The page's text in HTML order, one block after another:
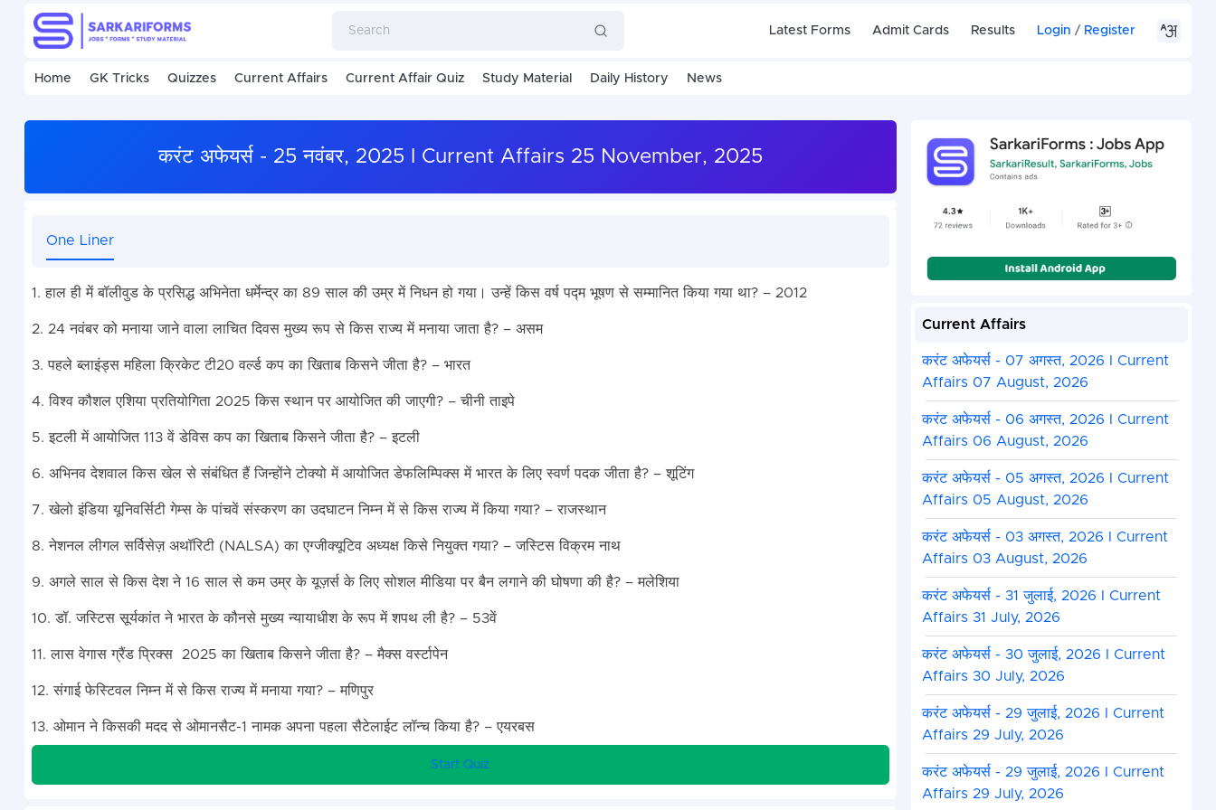
Latest Forms Admit Cards Results Login / Register
Home GK Tricks Quizzes Current Affairs Current Affair Quiz Study Material Daily History News
करंट अफेयर्स - 25 नवंबर, 2025 I Current Affairs 25 November, 2025
One Liner
1. हाल ही में बॉलीवुड के प्रसिद्ध अभिनेता धर्मेन्द्र का 89 साल की उम्र में निधन हो गया। उन्हें किस वर्ष पद्म भूषण से सम्मानित किया गया था? – 2012
2. 24 नवंबर को मनाया जाने वाला लाचित दिवस मुख्य रूप से किस राज्य में मनाया जाता है? – असम
3. पहले ब्लाइंड्स महिला क्रिकेट टी20 वर्ल्ड कप का खिताब किसने जीता है? – भारत
4. विश्व कौशल एशिया प्रतियोगिता 2025 किस स्थान पर आयोजित की जाएगी? – चीनी ताइपे
5. इटली में आयोजित 113 वें डेविस कप का खिताब किसने जीता है? – इटली
6. अभिनव देशवाल किस खेल से संबंधित हैं जिन्होंने टोक्यो में आयोजित डेफलिम्पिक्स में भारत के लिए स्वर्ण पदक जीता है? – शूटिंग
7. खेलो इंडिया यूनिवर्सिटी गेम्स के पांचवें संस्करण का उदघाटन निम्न में से किस राज्य में किया गया? – राजस्थान
8. नेशनल लीगल सर्विसेज़ अथॉरिटी (NALSA) का एग्जीक्यूटिव अध्यक्ष किसे नियुक्त गया? – जस्टिस विक्रम नाथ
9. अगले साल से किस देश ने 16 साल से कम उम्र के यूज़र्स के लिए सोशल मीडिया पर बैन लगाने की घोषणा की है? – मलेशिया
10. डॉ. जस्टिस सूर्यकांत ने भारत के कौनसे मुख्य न्यायाधीश के रूप में शपथ ली है? – 53वें
11. लास वेगास ग्रैंड प्रिक्स 2025 का खिताब किसने जीता है? – मैक्स वर्स्टापेन
12. संगाई फेस्टिवल निम्न में से किस राज्य में मनाया गया? – मणिपुर
13. ओमान ने किसकी मदद से ओमानसैट-1 नामक अपना पहला सैटेलाईट लॉन्च किया है? – एयरबस
Start Quiz
Current Affairs
करंट अफेयर्स - 07 अगस्त, 2026 I Current
Affairs 07 August, 2026
करंट अफेयर्स - 06 अगस्त, 2026 I Current
Affairs 06 August, 2026
करंट अफेयर्स - 05 अगस्त, 2026 I Current
Affairs 05 August, 2026
करंट अफेयर्स - 03 अगस्त, 2026 I Current
Affairs 03 August, 2026
करंट अफेयर्स - 31 जुलाई, 2026 I Current
Affairs 31 July, 2026
करंट अफेयर्स - 30 जुलाई, 2026 I Current
Affairs 30 July, 2026
करंट अफेयर्स - 29 जुलाई, 2026 I Current
Affairs 29 July, 2026
करंट अफेयर्स - 29 जुलाई, 2026 I Current
Affairs 29 July, 2026